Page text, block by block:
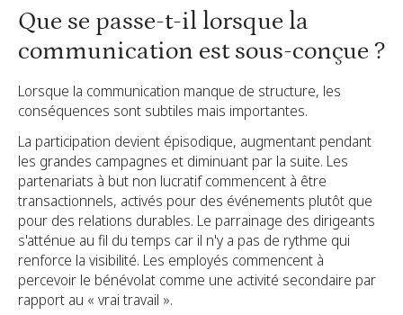
Que se passe-t-il lorsque la
communication est sous-conçue ?
Lorsque la communication manque de structure, les
conséquences sont subtiles mais importantes.
La participation devient épisodique, augmentant pendant
les grandes campagnes et diminuant par la suite. Les
partenariats à but non lucratif commencent à être
transactionnels, activés pour des événements plutôt que
pour des relations durables. Le parrainage des dirigeants
s'atténue au fil du temps car il n'y a pas de rythme qui
renforce la visibilité. Les employés commencent à
percevoir le bénévolat comme une activité secondaire par
rapport au « vrai travail ».